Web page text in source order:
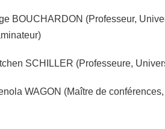
BOUCHARDON (Professeur,
SCHILLER (Professeure,
WAGON (Maître de